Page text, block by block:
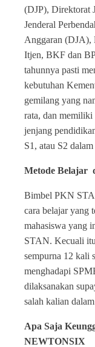
(DJP), Direktorat
Jenderal
Anggaran (DJA),
Itjen, BKF dan
tahunnya pasti
kebutuhan
gemilang yang
rata, dan memiliki
jenjang
S1, atau S2
Metode Belajar
Bimbel PKN
cara belajar yang
mahasiswa yang
STAN. Kecuali
sempurna 12 kali
menghadapi
dilaksanakan
salah kalian
Apa Saja
NEWTONSIX